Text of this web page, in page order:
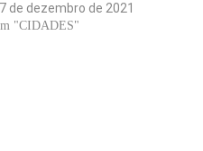
com o fim de
eventual prática de
de dezembro de 2021
"CIDADES"